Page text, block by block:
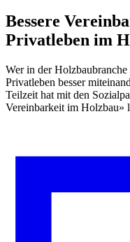
Bessere
Privatleben im
Wer in der
Privatleben besser
Teilzeit hat mit den
Vereinbarkeit im Holzbau»